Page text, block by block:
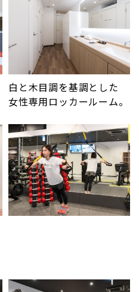
白と木目調を基調とした
女性専用ロッカールーム。